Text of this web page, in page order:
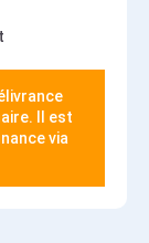
Il est
via